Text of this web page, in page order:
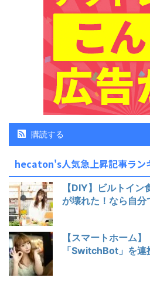
購読する
hecaton's人気急上昇記事ラン
【DIY】ビルトイン
が壊れた！なら自分
【スマートホーム
「SwitchBot」を連